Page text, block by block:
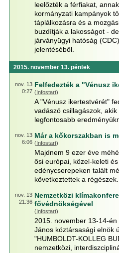
leelőzték a férfiakat,
kormányzati kampányok
táplálkozásra és a
buzdítják a lakosságot -
járványügyi hatóság
jelentéséből.
2015. november 13. péntek
nov. 13
0:27
Felfedezték a "Vénusz
(Infostart)
A "Vénusz ikertestvérét"
vadászó csillagászok,
legfontosabb
nov. 13
6:06
Már a kőkorszakban is
(Infostart)
Majdnem 9 ezer éve
ősi európai, közel-keleti
edénycserepeken talált
következtettek a régészek.
nov. 13
21:36
Nemzetközi
fővédnökségével
(Infostart)
2015. november 13-14-
János köztársasági elnök
"HUMBOLDT-KOLLEG
nemzetközi,